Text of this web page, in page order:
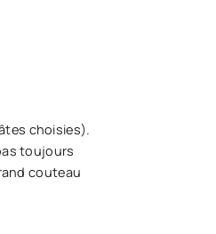
choisies).
toujours
couteau